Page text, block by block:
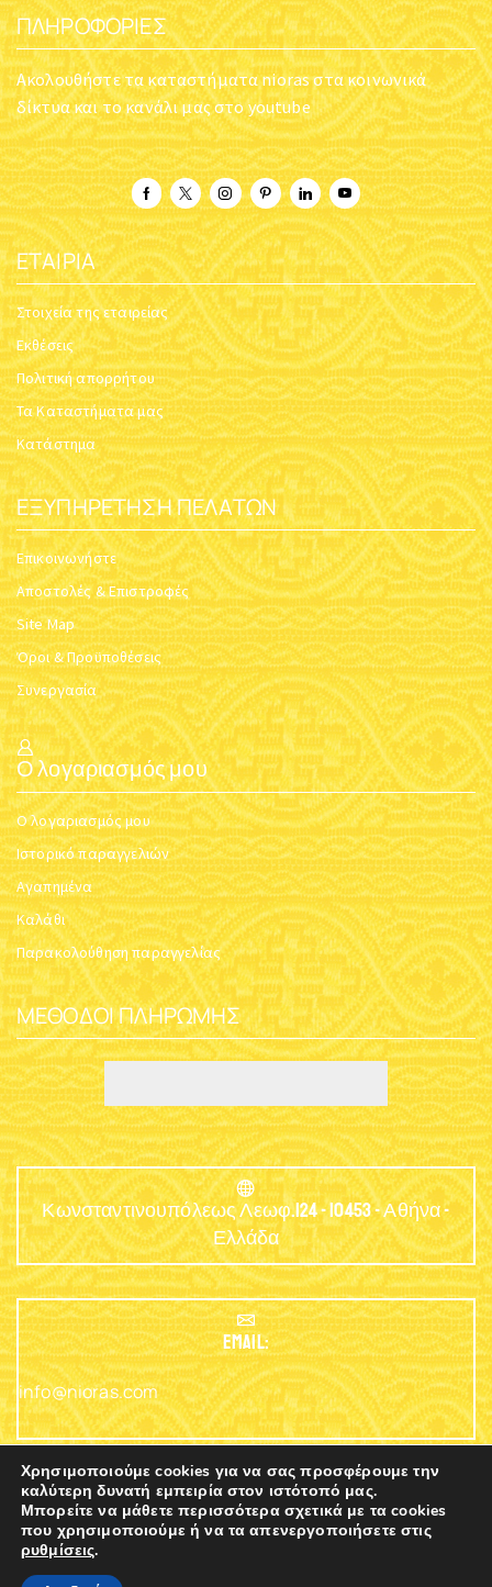
ΠΛΗΡΟΦΟΡΊΕΣ
Ακολουθήστε τα καταστήματα nioras στα κοινωνικά
δίκτυα και το κανάλι μας στο youtube
ΕΤΑΙΡΊΑ
Στοιχεία της εταιρείας
Εκθέσεις
Πολιτική απορρήτου
Τα Καταστήματα μας
Κατάστημα
ΕΞΥΠΗΡΈΤΗΣΗ ΠΕΛΑΤΏΝ
Επικοινωνήστε
Αποστολές & Επιστροφές
Site Map
Όροι & Προϋποθέσεις
Συνεργασία
Ο λογαριασμός μου
Ο λογαριασμός μου
Ιστορικό παραγγελιών
Αγαπημένα
Καλάθι
Παρακολούθηση παραγγελίας
ΜΈΘΟΔΟΙ ΠΛΗΡΩΜΉΣ
Κωνσταντινουπόλεως Λεωφ.124 - 10453 - Αθήνα -
Ελλάδα
EMAIL:
info@nioras.com
Τηλέφωνο: +30.2103230345
Χρησιμοποιούμε cookies για να σας προσφέρουμε την
καλύτερη δυνατή εμπειρία στον ιστότοπό μας.
Μπορείτε να μάθετε περισσότερα σχετικά με τα cookies
που χρησιμοποιούμε ή να τα απενεργοποιήσετε στις
ρυθμίσεις.